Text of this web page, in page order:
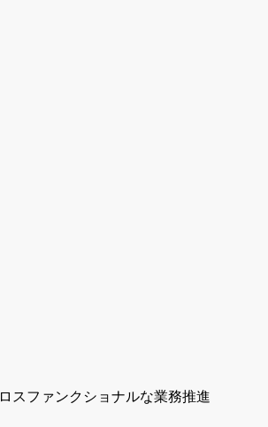
スファンクショナルな業務推進